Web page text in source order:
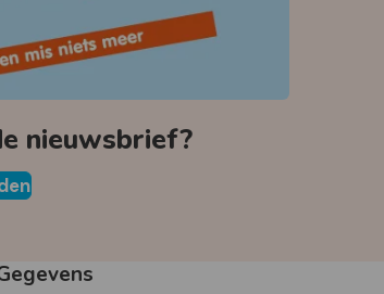
nieuwsbrief?